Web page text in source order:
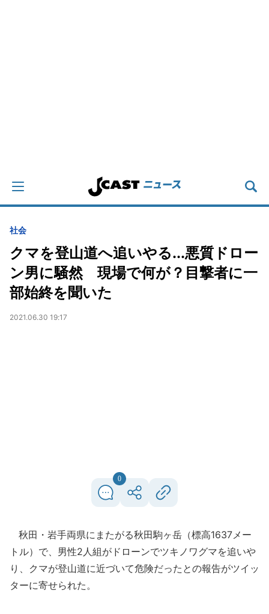
社会
クマを登山道へ追いやる...悪質ドロー
ン男に騒然 現場で何が？目撃者に一
部始終を聞いた
2021.06.30 19:17
0
秋田・岩手両県にまたがる秋田駒ヶ岳（標高1637メー
トル）で、男性2人組がドローンでツキノワグマを追いや
り、クマが登山道に近づいて危険だったとの報告がツイッ
ターに寄せられた。